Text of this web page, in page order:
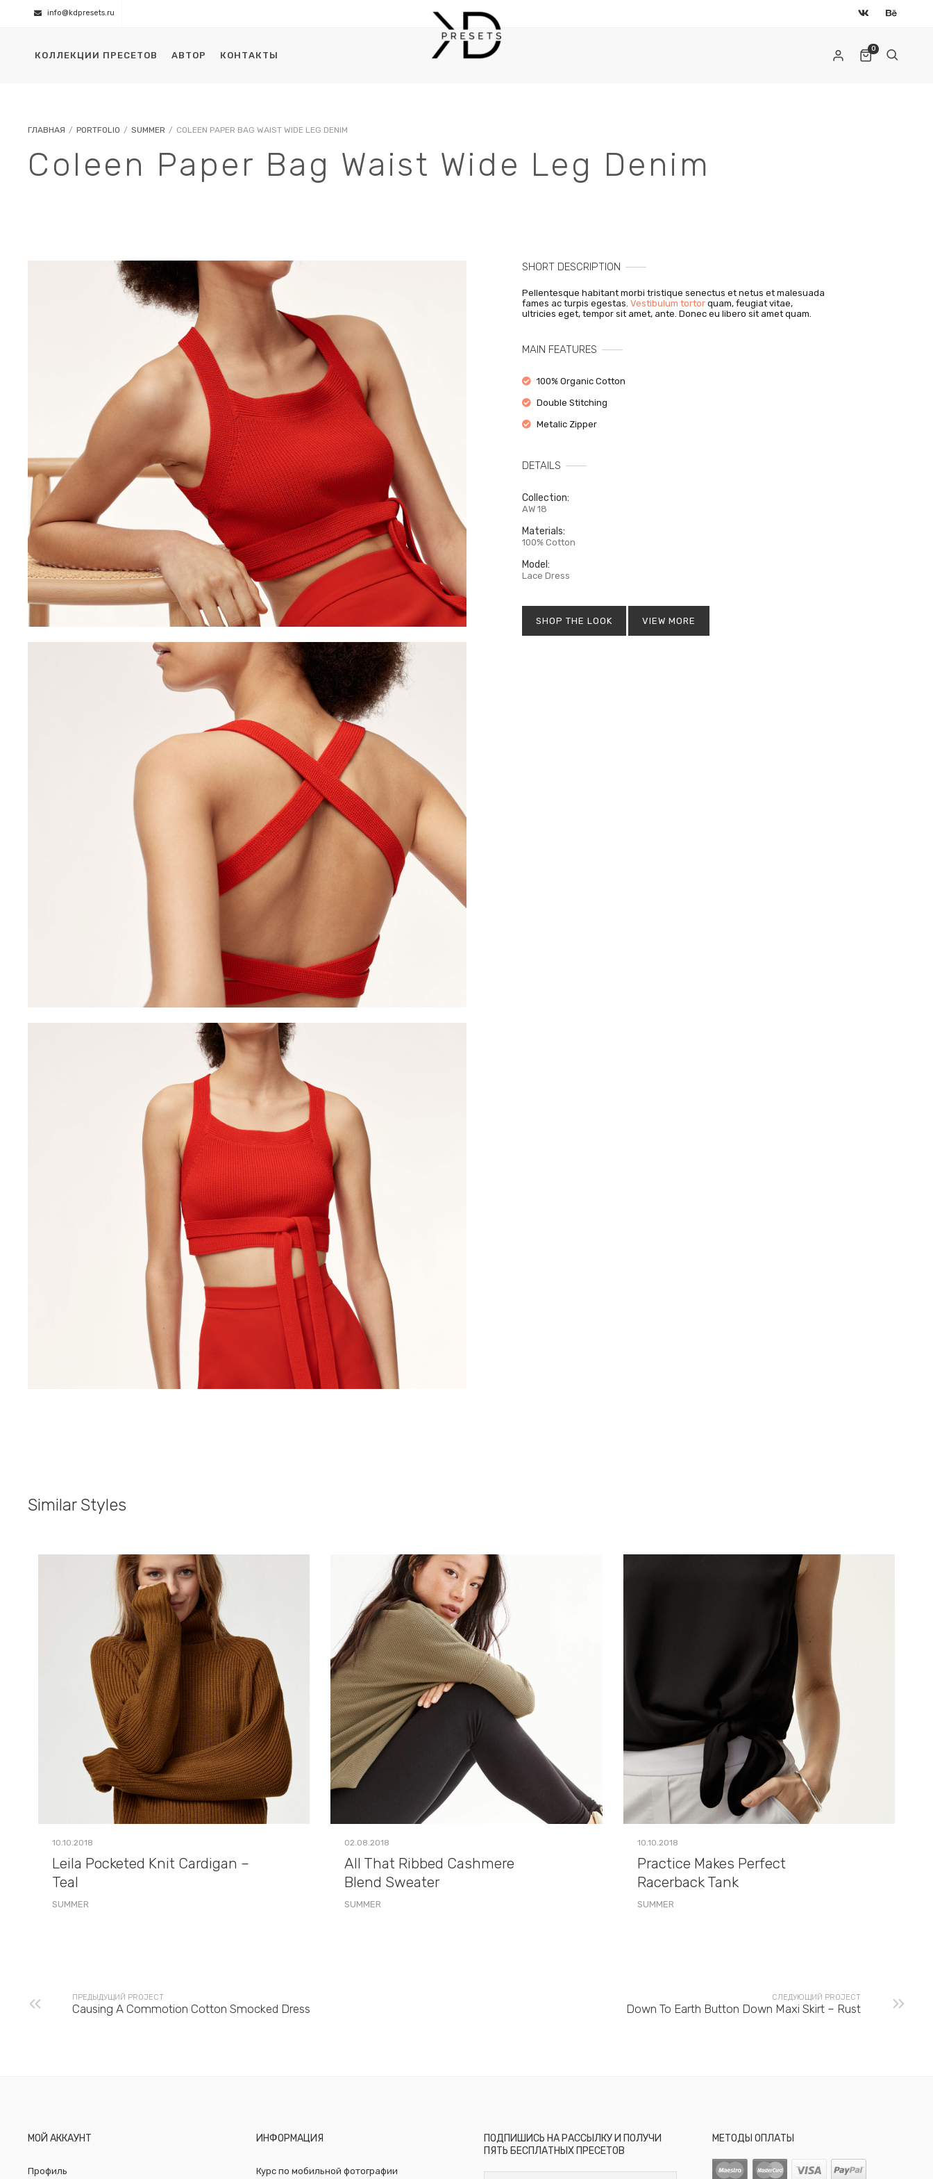
info@kdpresets.ru
0
Забыли свой пароль?
отправлена ​​на ваш адрес электронной почты.
Ваши персональные данные будут использоваться только
для обработки вашего заказа, поддержки вашей работы
конфиденциальности
КОЛЛЕКЦИИ ПРЕСЕТОВ АВТОР КОНТАКТЫ
ГЛАВНАЯ / PORTFOLIO / SUMMER / COLEEN PAPER BAG WAIST WIDE LEG DENIM
Coleen Paper Bag Waist Wide Leg Denim
SHORT DESCRIPTION
Pellentesque habitant morbi tristique senectus et netus et malesuada
fames ac turpis egestas. Vestibulum tortor quam, feugiat vitae,
ultricies eget, tempor sit amet, ante. Donec eu libero sit amet quam.
MAIN FEATURES
100% Organic Cotton
Double Stitching
Metalic Zipper
DETAILS
Collection:
AW 18
Materials:
100% Cotton
Model:
Lace Dress
SHOP THE LOOK VIEW MORE
Similar Styles
10.10.2018
Leila Pocketed Knit Cardigan –
Teal
SUMMER
02.08.2018
All That Ribbed Cashmere
Blend Sweater
SUMMER
10.10.2018
Practice Makes Perfect
Racerback Tank
SUMMER
ПРЕДЫДУЩИЙ PROJECT
Causing A Commotion Cotton Smocked Dress
СЛЕДУЮЩИЙ PROJECT
Down To Earth Button Down Maxi Skirt – Rust
МОЙ АККАУНТ
Профиль
ИНФОРМАЦИЯ
Курс по мобильной фотографии
ПОДПИШИСЬ НА РАССЫЛКУ И ПОЛУЧИ
ПЯТЬ БЕСПЛАТНЫХ ПРЕСЕТОВ
МЕТОДЫ ОПЛАТЫ